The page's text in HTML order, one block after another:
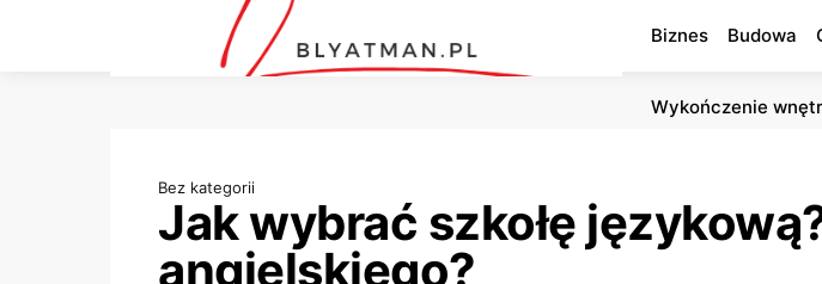
Biznes Budowa
Wykończenie
Bez kategorii
Jak wybrać szkołę
angielskiego?